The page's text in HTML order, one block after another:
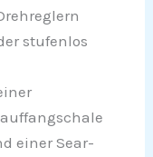
stufenlos
einer Sear-